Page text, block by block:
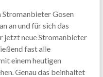
Stromanbieter Gosen
an und für sich das
jetzt neue Stromanbieter
fast alle
einem heutigen
Genau das beinhaltet